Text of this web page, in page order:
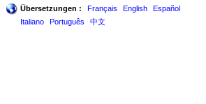
Übersetzungen : Français English
Español
Italiano
Português 中文